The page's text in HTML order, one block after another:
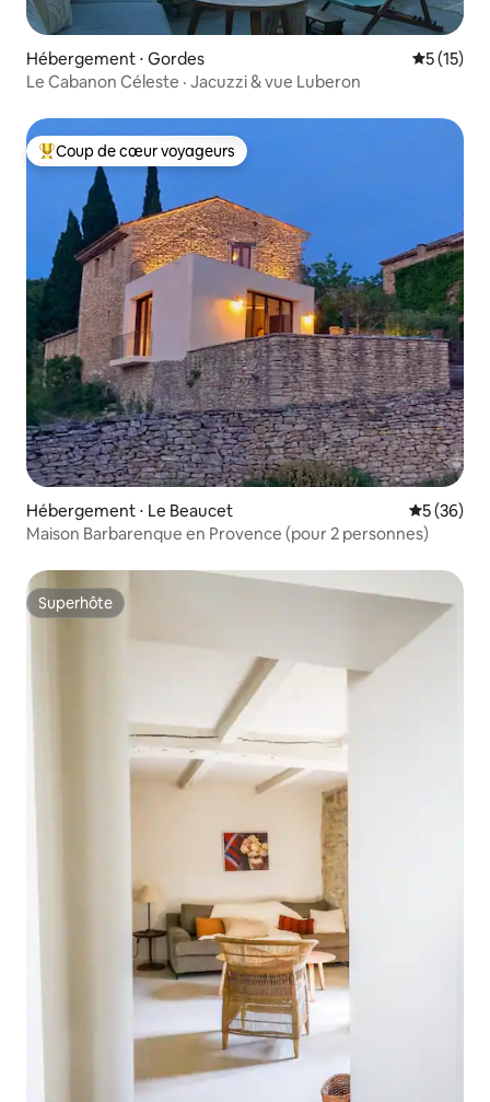
Hébergement ⋅ Gordes
5 (15)
Le Cabanon Céleste · Jacuzzi & vue Luberon
Coups de cœur voyageurs les plus appréciés
Coup de cœur voyageurs
Hébergement ⋅ Le Beaucet
5 (36)
Maison Barbarenque en Provence (pour 2 personnes)
Superhôte
Superhôte